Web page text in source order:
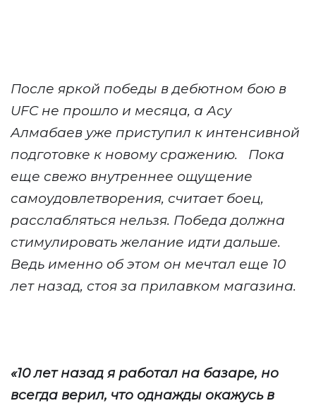
После яркой победы в дебютном бою в
UFC не прошло и месяца, а Асу
Алмабаев уже приступил к интенсивной
подготовке к новому сражению.
Пока
еще свежо внутреннее ощущение
самоудовлетворения, считает боец,
расслабляться нельзя. Победа должна
стимулировать желание идти дальше.
Ведь именно об этом он мечтал еще 10
лет назад, стоя за прилавком магазина.
«10 лет назад я работал на базаре, но
всегда верил, что однажды окажусь в